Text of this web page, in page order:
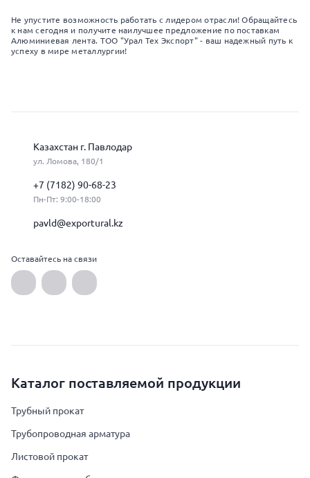
Не упустите возможность работать с лидером отрасли! Обращайтесь
к нам сегодня и получите наилучшее предложение по поставкам
Алюминиевая лента. ТОО "Урал Тех Экспорт" - ваш надежный путь к
успеху в мире металлургии!
Казахстан г. Павлодар
ул. Ломова, 180/1
+7 (7182) 90-68-23
Пн-Пт: 9:00-18:00
pavld@exportural.kz
Оставайтесь на связи
Каталог поставляемой продукции
Трубный прокат
Трубопроводная арматура
Листовой прокат